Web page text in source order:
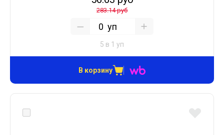
283.14 руб
уп
5 в 1 уп
В корзину